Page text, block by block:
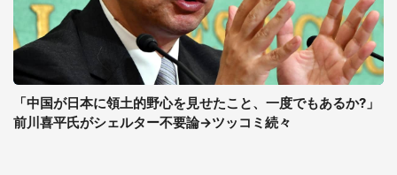
「中国が日本に領土的野心を見せたこと、一度でもあるか?」
前川喜平氏がシェルター不要論→ツッコミ続々